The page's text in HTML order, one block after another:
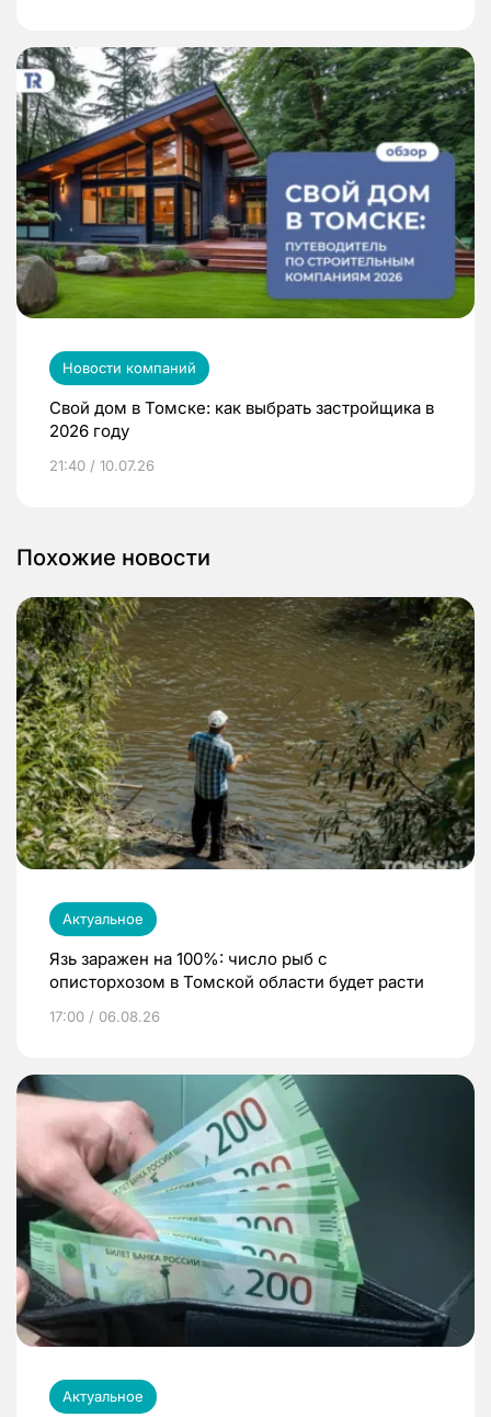
Новости компаний
Свой дом в Томске: как выбрать застройщика в
2026 году
21:40 / 10.07.26
Похожие новости
Актуальное
Язь заражен на 100%: число рыб с
описторхозом в Томской области будет расти
17:00 / 06.08.26
Актуальное